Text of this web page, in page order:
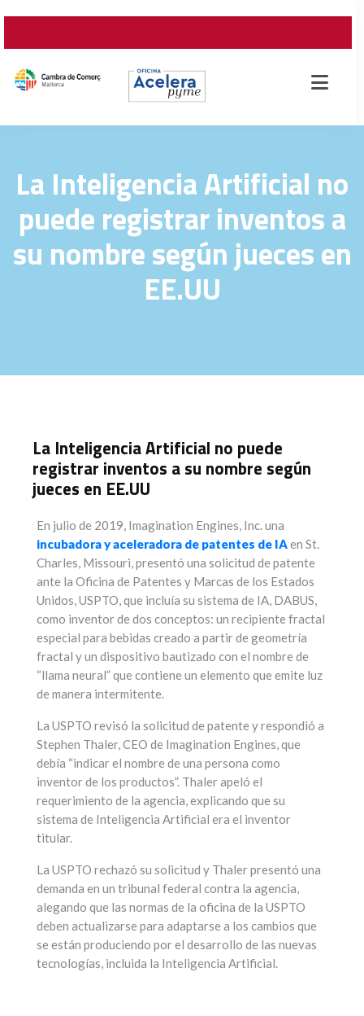
La Inteligencia Artificial no
puede registrar inventos a
su nombre según jueces en
EE.UU
La Inteligencia Artificial no puede
registrar inventos a su nombre según
jueces en EE.UU
En julio de 2019, Imagination Engines, Inc. una
incubadora y aceleradora de patentes de IAen St.
Charles, Missouri, presentó una solicitud de patente
ante la Oficina de Patentes y Marcas de los Estados
Unidos, USPTO, que incluía su sistema de IA, DABUS,
como inventor de dos conceptos: un recipiente fractal
especial para bebidas creado a partir de geometría
fractal y un dispositivo bautizado con el nombre de
“llama neural” que contiene un elemento que emite luz
de manera intermitente.
La USPTO revisó la solicitud de patente y respondió a
Stephen Thaler, CEO de Imagination Engines, que
debía “indicar el nombre de una persona como
inventor de los productos”. Thaler apeló el
requerimiento de la agencia, explicando que su
sistema de Inteligencia Artificial era el inventor
titular.
La USPTO rechazó su solicitud y Thaler presentó una
demanda en un tribunal federal contra la agencia,
alegando que las normas de la oficina de la USPTO
deben actualizarse para adaptarse a los cambios que
se están produciendo por el desarrollo de las nuevas
tecnologías, incluida la Inteligencia Artificial.